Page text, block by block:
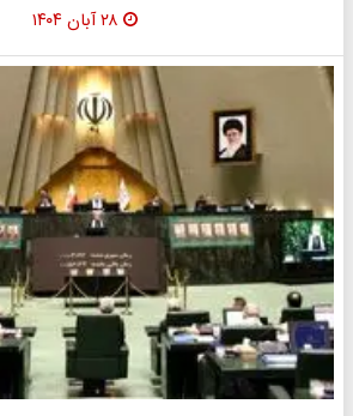
۲۸ آبان ۱۴۰۴